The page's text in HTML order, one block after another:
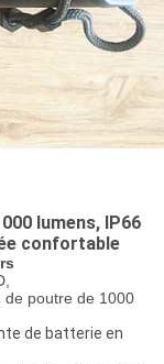
lumens, IP66
confortable
de poutre de 1000
de batterie en